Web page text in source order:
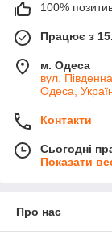
100%
Працює з
м. Одеса
вул.
Одеса,
Контакти
Сьогодні
Показати
Про нас